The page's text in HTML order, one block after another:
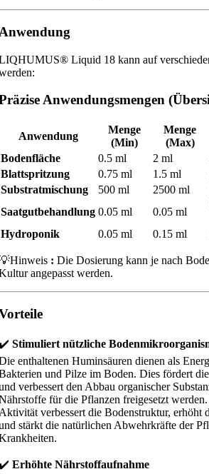
Liquid 18 kann auf
Anwendungsmengen
Anwendung
Menge
(Min)
Menge
(Max)
Bodenfläche
0.5 ml 2 ml
Blattspritzung
0.75 ml 1.5 ml
Substratmischung
500 ml 2500 ml
Saatgutbehandlung 0.05 ml 0.05 ml
Hydroponik
0.05 ml 0.15 ml
: Die Dosierung kann je nach
angepasst werden.
Stimuliert nützliche
enthaltenen Huminsäuren dienen als
und Pilze im Boden. Dies fördert
verbessert den Abbau organischer
für die Pflanzen freigesetzt
verbessert die Bodenstruktur, erhöht
stärkt die natürlichen Abwehrkräfte der
Erhöhte Nährstoffaufnahme